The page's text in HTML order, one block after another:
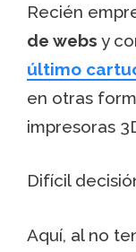
Recién
de webs y
último
en otras
impresoras
Difícil
Aquí, al no